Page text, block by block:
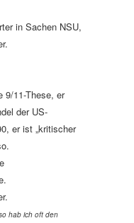
in Sachen NSU,
9/11-These, er
der US-
er ist „kritischer
hab ich oft den